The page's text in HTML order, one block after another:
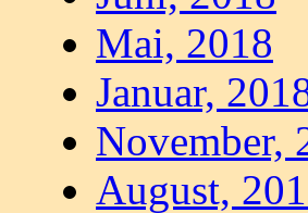
Mai, 2018
Januar,
November,
August,